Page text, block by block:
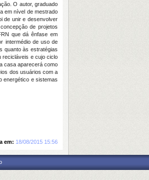
O autor, graduado
em nível de mestrado
de unir e desenvolver
de projetos
que dá ênfase em
intermédio de uso de
quanto às estratégias
recicláveis e cujo ciclo
casa aparecerá como
dos usuários com a
energético e sistemas
em: 18/08/2015 15:56